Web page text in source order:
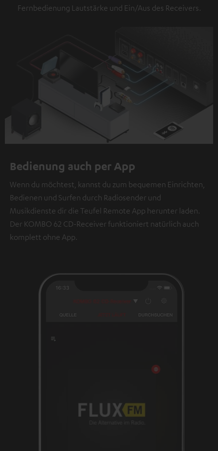
Fernbedienung Lautstärke und Ein/Aus des Receivers.
Bedienung auch per App
Wenn du möchtest, kannst du zum bequemen Einrichten,
Bedienen und Surfen durch Radiosender und
Musikdienste dir die Teufel Remote App herunter laden.
Der KOMBO 62 CD-Receiver funktioniert natürlich auch
komplett ohne App.